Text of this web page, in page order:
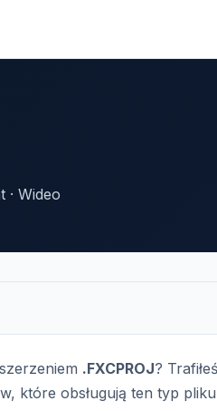
· Wideo
.FXCPROJ?
które obsługują ten typ